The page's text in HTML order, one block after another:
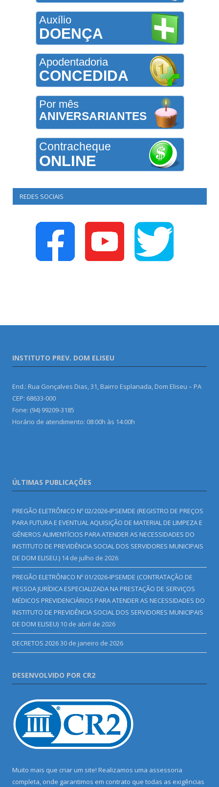
Auxílio
DOENÇA
Apodentadoria
CONCEDIDA
Por mês
ANIVERSARIANTES
Contracheque
ONLINE
REDES SOCIAIS
INSTITUTO PREV. DOM ELISEU
End.: Rua Gonçalves Dias, 31, Bairro Esplanada, Dom Eliseu – PA
CEP: 68633-000
Fone: (94) 99209-3185
Horário de atendimento: 08:00h às 14:00h
ÚLTIMAS PUBLICAÇÕES
PREGÃO ELETRÔNICO Nº 02/2026-IPSEMDE (REGISTRO DE PREÇOS
PARA FUTURA E EVENTUAL AQUISIÇÃO DE MATERIAL DE LIMPEZA E
GÊNEROS ALIMENTÍCIOS PARA ATENDER AS NECESSIDADES DO
INSTITUTO DE PREVIDÊNCIA SOCIAL DOS SERVIDORES MUNICIPAIS
DE DOM ELISEU.) 14 de julho de 2026
PREGÃO ELETRÔNICO Nº 01/2026-IPSEMDE (CONTRATAÇÃO DE
PESSOA JURÍDICA ESPECIALIZADA NA PRESTAÇÃO DE SERVIÇOS
MÉDICOS PREVIDENCIÁRIOS PARA ATENDER AS NECESSIDADES DO
INSTITUTO DE PREVIDÊNCIA SOCIAL DOS SERVIDORES MUNICIPAIS
DE DOM ELISEU) 10 de abril de 2026
DECRETOS 202630 de janeiro de 2026
DESENVOLVIDO POR CR2
Muito mais que criar um site! Realizamos uma assessoria
completa, onde garantimos em contrato que todas as exigências